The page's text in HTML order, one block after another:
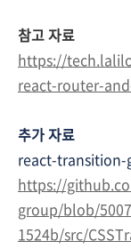
참고 자료
https://
react-router-
추가 자료
react-transition-
https://
group/blob/
1524b/src/